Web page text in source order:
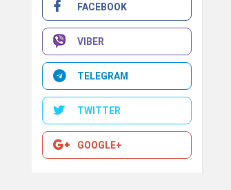
FACEBOOK
VIBER
TELEGRAM
TWITTER
GOOGLE+